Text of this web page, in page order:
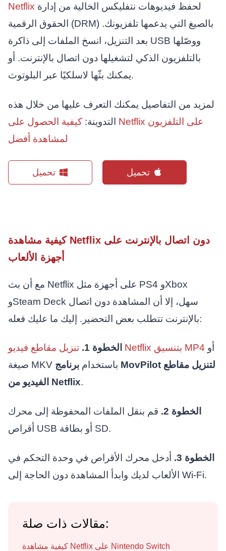
Netflix
الحقوق الرقمية (DRM) بالصيغ التي يدعمها تلفزيونك.
بعد التنزيل، انسخ الملفات إلى ذاكرة USB ووصّلها
بالتلفزيون الذكي لتشغيلها دون اتصال بالإنترنت. أو
يمكنك بثّها لاسلكيًا عبر البلوتوث.
لمزيد من التفاصيل يمكنك التعرف عليها من خلال هذه
التدوينة:كيفية الحصول على Netflix على التلفزيون
لمشاهدة أفضل
تحميل تحميل
كيفية مشاهدة Netflix دون اتصال بالإنترنت على
أجهزة الألعاب
مع أن بث Netflix على أجهزة مثل PS4 وXbox
وSteam Deck سهل، إلا أن المشاهدة دون اتصال
بالإنترنت تتطلب بعض التحضير. إليك ما عليك فعله:
الخطوة 1. تنزيل مقاطع فيديو Netflix بتنسيق MP4
صيغة MKV باستخدامبرنامج MovPilot لتنزيل مقاطع
الفيديو من Netflix.
الخطوة 2.
قم بنقل الملفات المحفوظة إلى محرك
أقراص USB أو بطاقة SD.
الخطوة 3.
أدخل محرك الأقراص في وحدة التحكم في
الألعاب لديك وابدأ المشاهدة دون الحاجة إلى Wi-Fi.
مقالات ذات صلة:
كيفية مشاهدة Netflix على Nintendo Switch